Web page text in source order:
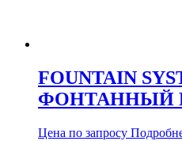
FOUNTAIN
ФОНТАННЫЙ
Цена по запросу